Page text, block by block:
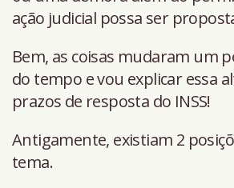
ação judicial possa ser
Bem, as coisas mudaram um
do tempo e vou explicar essa
prazos de resposta do INSS!
Antigamente, existiam 2
tema.